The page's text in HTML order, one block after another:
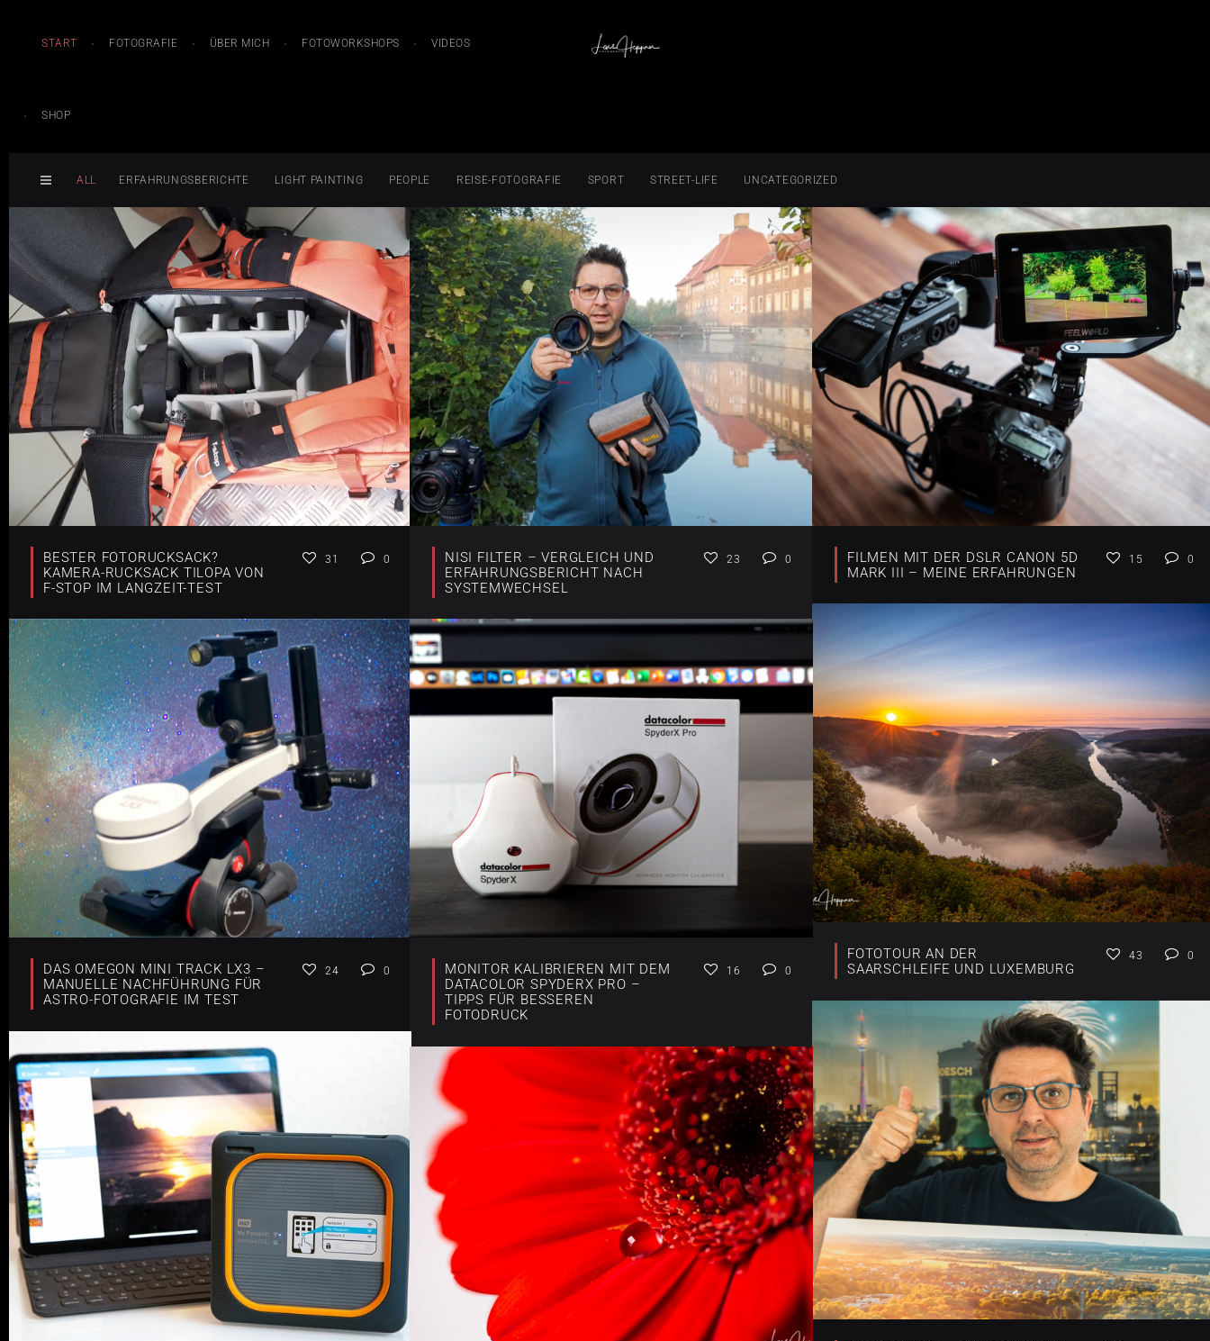
START FOTOGRAFIE ÜBER MICH FOTOWORKSHOPS VIDEOS
SHOP
ALL ERFAHRUNGSBERICHTE LIGHT PAINTING PEOPLE REISE-FOTOGRAFIE SPORT STREET-LIFE UNCATEGORIZED
BESTER FOTORUCKSACK?
KAMERA-RUCKSACK TILOPA VON
F-STOP IM LANGZEIT-TEST
31 0
NISI FILTER – VERGLEICH UND
ERFAHRUNGSBERICHT NACH
SYSTEMWECHSEL
23 0
FILMEN MIT DER DSLR CANON 5D
MARK III – MEINE ERFAHRUNGEN
15 0
FOTOTOUR AN DER
SAARSCHLEIFE UND LUXEMBURG
43 0
DAS OMEGON MINI TRACK LX3 –
MANUELLE NACHFÜHRUNG FÜR
ASTRO-FOTOGRAFIE IM TEST
24 0
MONITOR KALIBRIEREN MIT DEM
DATACOLOR SPYDERX PRO –
TIPPS FÜR BESSEREN
FOTODRUCK
16 0